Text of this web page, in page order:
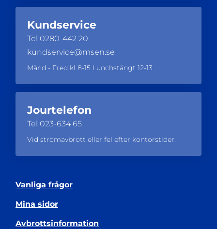
Kundservice
Tel 0280-442 20
kundservice@msen.se
Månd - Fred kl 8-15 Lunchstängt 12-13
Jourtelefon
Tel 023-634 65
Vid strömavbrott eller fel efter kontorstider.
Vanliga frågor
Mina sidor
Avbrottsinformation